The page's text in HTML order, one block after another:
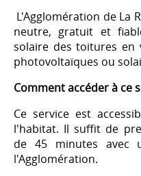
L'Agglomération de La
neutre, gratuit et
solaire des toitures en
photovoltaïques ou
Comment accéder à ce
Ce service est
l'habitat. Il suffit de
de 45 minutes avec
l'Agglomération.